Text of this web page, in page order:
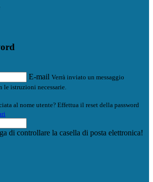
E-mail Verrà inviato un messaggio
istruzioni necessarie.
al nome utente? Effettua il reset della password
di controllare la casella di posta elettronica!